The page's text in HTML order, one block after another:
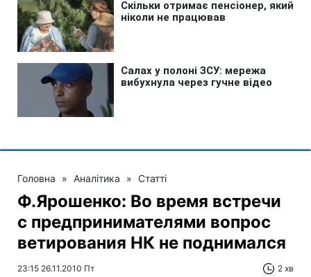
Головна » Аналітика » Статті
Ф.Ярошенко: Во время встречи
с предпринимателями вопрос
ветирования НК не поднимался
23:15 26.11.2010 Пт 2 хв